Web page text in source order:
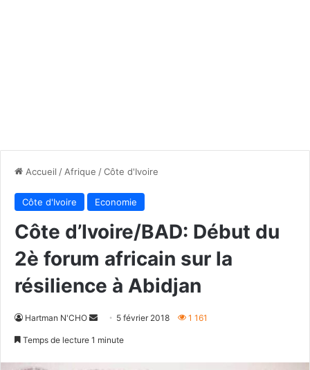
Accueil / Afrique /Côte d'Ivoire
Côte d'Ivoire Economie
Côte d’Ivoire/BAD: Début du
2è forum africain sur la
résilience à Abidjan
Hartman N'CHO
Envoyer5 février 2018 1 161
Temps de lecture 1 minute